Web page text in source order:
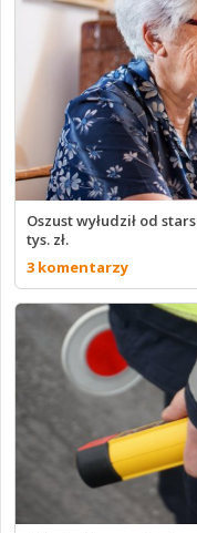
Oszust wyłudził od
tys. zł.
3 komentarzy